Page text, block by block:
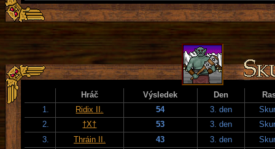
Hráč Výsledek Den
1.
Ridix II. 54 3. den
2.
†X† 53 3. den
3.
Thráin II. 43 3. den